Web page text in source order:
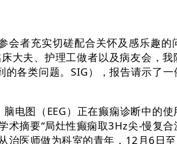
会者充实切磋配合关怀及感乐趣
大夫、护理工做者以及病友会，
各类问题。SIG），报告请示了一
图（EEG）正在癫痫诊断中的使
摘要“局灶性癫痫取3Hz尖-慢复合
医师做为科室的青年，12月6日至